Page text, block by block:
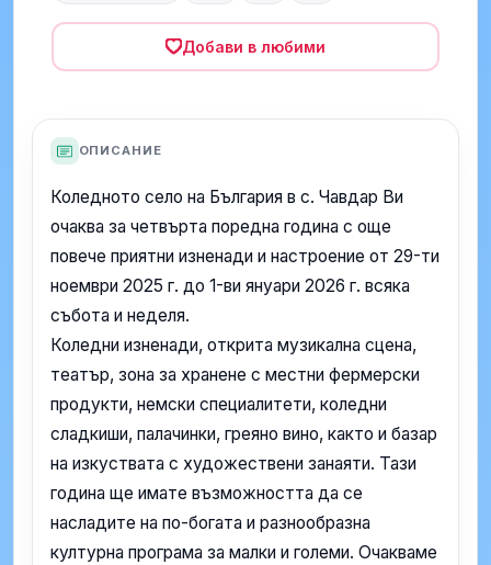
Добави в любими
ОПИСАНИЕ
Коледното село на България в с. Чавдар Ви
очаква за четвърта поредна година с още
повече приятни изненади и настроение от 29-ти
ноември 2025 г. до 1-ви януари 2026 г. всяка
събота и неделя.
Коледни изненади, открита музикална сцена,
театър, зона за хранене с местни фермерски
продукти, немски специалитети, коледни
сладкиши, палачинки, греяно вино, както и базар
на изкуствата с художествени занаяти. Тази
година ще имате възможността да се
насладите на по-богата и разнообразна
културна програма за малки и големи. Очакваме